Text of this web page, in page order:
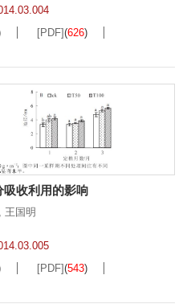
[PDF](626)
收利用的影响
王国明
[PDF](543)